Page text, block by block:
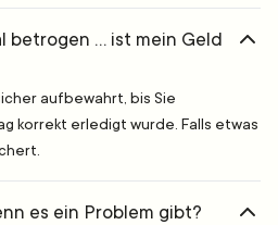
betrogen … ist mein Geld
aufbewahrt, bis Sie
korrekt erledigt wurde. Falls etwas
es ein Problem gibt?